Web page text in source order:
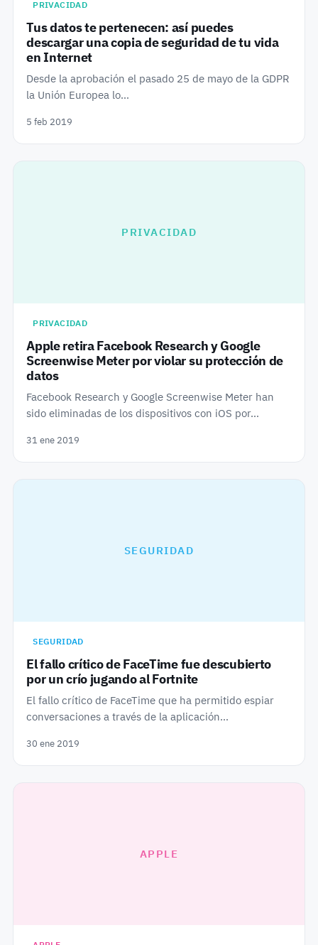
PRIVACIDAD
Tus datos te pertenecen: así puedes
descargar una copia de seguridad de tu vida
en Internet
Desde la aprobación el pasado 25 de mayo de la GDPR
la Unión Europea lo…
5 feb 2019
PRIVACIDAD
PRIVACIDAD
Apple retira Facebook Research y Google
Screenwise Meter por violar su protección de
datos
Facebook Research y Google Screenwise Meter han
sido eliminadas de los dispositivos con iOS por…
31 ene 2019
SEGURIDAD
SEGURIDAD
El fallo crítico de FaceTime fue descubierto
por un crío jugando al Fortnite
El fallo crítico de FaceTime que ha permitido espiar
conversaciones a través de la aplicación…
30 ene 2019
APPLE